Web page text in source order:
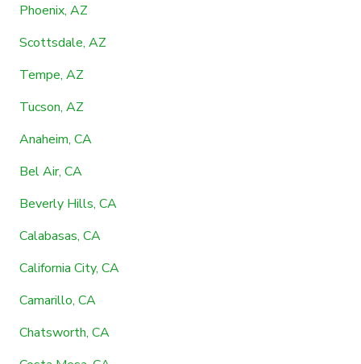
Phoenix, AZ
Scottsdale, AZ
Tempe, AZ
Tucson, AZ
Anaheim, CA
Bel Air, CA
Beverly Hills, CA
Calabasas, CA
California City, CA
Camarillo, CA
Chatsworth, CA